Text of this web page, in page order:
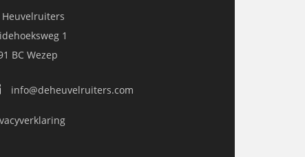
Heuvelruiters
1
BC Wezep
info@deheuvelruiters.com